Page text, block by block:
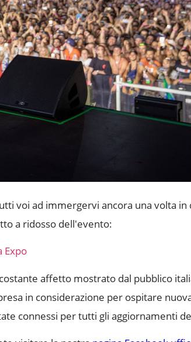
voi ad immergervi ancora una volta in
a ridosso dell'evento:
Expo
affetto mostrato dal pubblico
in considerazione per ospitare
connessi per tutti gli aggiornamenti